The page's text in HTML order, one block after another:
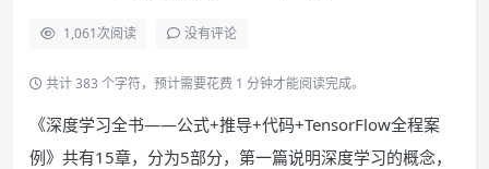
1,061次阅读 没有评论
共计 383 个字符，预计需要花费 1 分钟才能阅读完成。
《深度学习全书——公式+推导+代码+TensorFlow全程案
例》共有15章，分为5部分，第一篇说明深度学习的概念，